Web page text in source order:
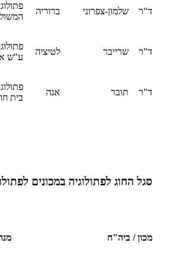
ד"ר שלמון-צפרוני ברוריה
ד"ר שרייבר לטיציה
ע"ש א'
ד"ר תובר אנה
בית
סגל החוג לפתולוגיה במכונים
מכון / ביה"ח